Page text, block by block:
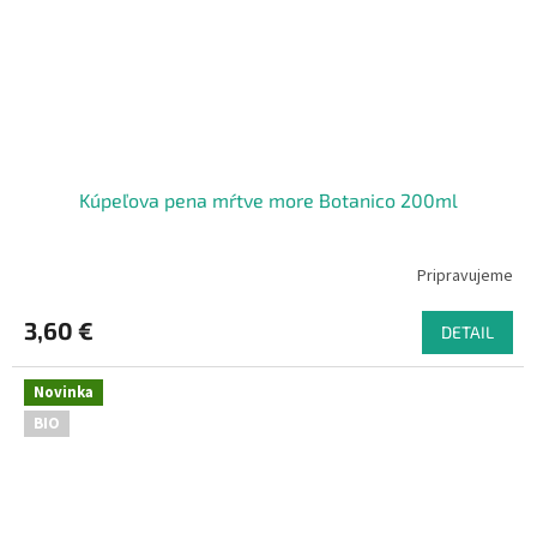
Kúpeľova pena mŕtve more Botanico 200ml
Pripravujeme
3,60 € DETAIL
Novinka
BIO